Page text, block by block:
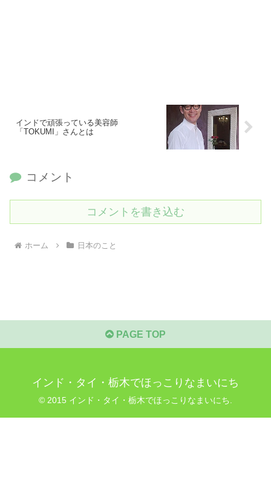
インドで頑張っている美容師
「TOKUMI」さんとは
コメント
コメントを書き込む
ホーム 日本のこと
PAGE TOP
インド・タイ・栃木でほっこりなまいにち
© 2015 インド・タイ・栃木でほっこりなまいにち.